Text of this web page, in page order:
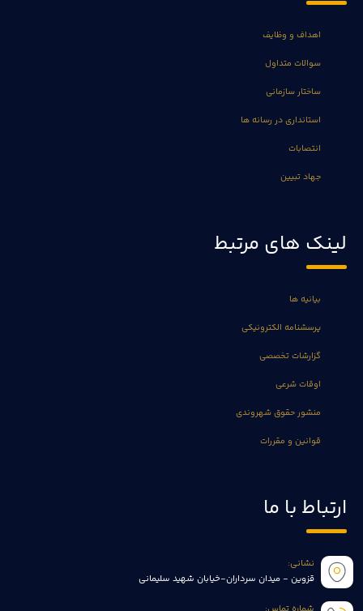
اهداف و وظایف
سوالات متداول
ساختار سازمانی
استانداری در رسانه ها
انتصابات
جهاد تبیین
لینک های مرتبط
بیانیه ها
پرسشنامه الکترونیکی
گزارشات تخصصی
اوقات شرعی
منشور حقوق شهروندی
قوانین و مقررات
ارتباط با ما
نشانی:
قزوین - میدان سرداران-خیابان شهید سلیمانی